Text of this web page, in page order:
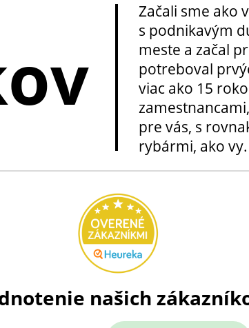
Začali sme ako
s podnikavým
meste a začal
potreboval
viac ako 15
pre vás, s
rybármi, ako vy.
našich